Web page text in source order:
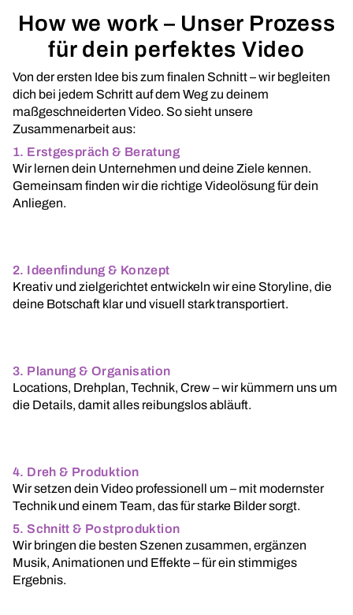
How we work – Unser Prozess
für dein perfektes Video
Von der ersten Idee bis zum finalen Schnitt – wir begleiten
dich bei jedem Schritt auf dem Weg zu deinem
maßgeschneiderten Video. So sieht unsere
Zusammenarbeit aus:
1. Erstgespräch & Beratung
Wir lernen dein Unternehmen und deine Ziele kennen.
Gemeinsam finden wir die richtige Videolösung für dein
Anliegen.
2. Ideenfindung & Konzept
Kreativ und zielgerichtet entwickeln wir eine Storyline, die
deine Botschaft klar und visuell stark transportiert.
3. Planung & Organisation
Locations, Drehplan, Technik, Crew – wir kümmern uns um
die Details, damit alles reibungslos abläuft.
4. Dreh & Produktion
Wir setzen dein Video professionell um – mit modernster
Technik und einem Team, das für starke Bilder sorgt.
5. Schnitt & Postproduktion
Wir bringen die besten Szenen zusammen, ergänzen
Musik, Animationen und Effekte – für ein stimmiges
Ergebnis.